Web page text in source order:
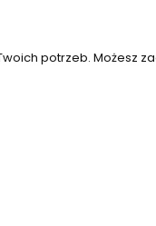
potrzeb. Możesz